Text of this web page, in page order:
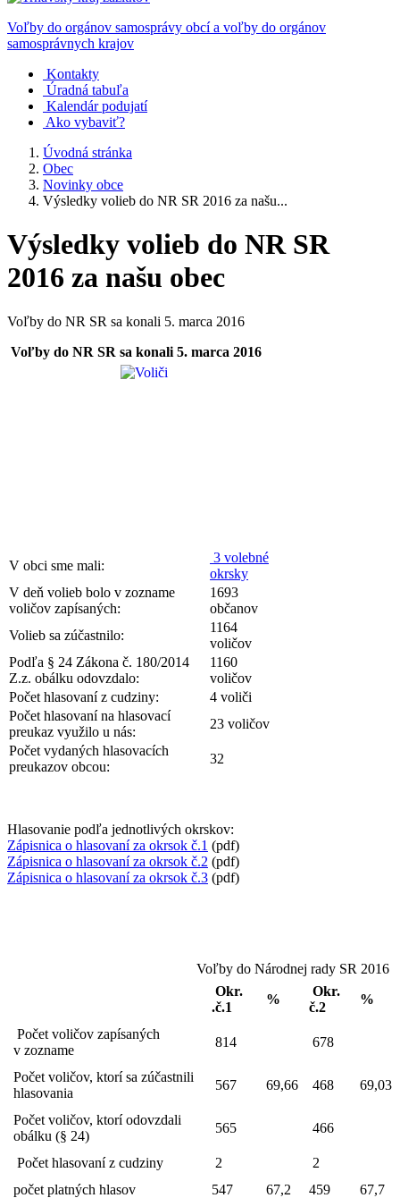
Voľby do orgánov samosprávy obcí a voľby do orgánov
samosprávnych krajov
Kontakty
Úradná tabuľa
Kalendár podujatí
Ako vybaviť?
Úvodná stránka
Obec
Novinky obce
Výsledky volieb do NR SR 2016 za našu...
Výsledky volieb do NR SR
2016 za našu obec
Voľby do NR SR sa konali 5. marca 2016
Voľby do NR SR sa konali 5. marca 2016
V obci sme mali:
3 volebné
okrsky
V deň volieb bolo v zozname
voličov zapísaných:
1693
občanov
Volieb sa zúčastnilo:
1164
voličov
Podľa § 24 Zákona č. 180/2014
Z.z. obálku odovzdalo:
1160
voličov
Počet hlasovaní z cudziny:
4 voliči
Počet hlasovaní na hlasovací
preukaz využilo u nás:
23 voličov
Počet vydaných hlasovacích
preukazov obcou:
32
Hlasovanie podľa jednotlivých okrskov:
Zápisnica o hlasovaní za okrsok č.1 (pdf)
Zápisnica o hlasovaní za okrsok č.2 (pdf)
Zápisnica o hlasovaní za okrsok č.3 (pdf)
Voľby do Národnej rady SR 2016
Okr.
.č.1
%
Okr.
č.2
%
Počet voličov zapísaných
v zozname
814 678
Počet voličov, ktorí sa zúčastnili
hlasovania
567 69,66 468 69,03
Počet voličov, ktorí odovzdali
obálku (§ 24)
565 466
Počet hlasovaní z cudziny 2
2
počet platných hlasov
547 67,2 459
67,7